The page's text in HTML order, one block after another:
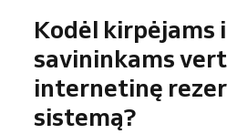
Kodėl kirpėjams
savininkams
internetinę
sistemą?